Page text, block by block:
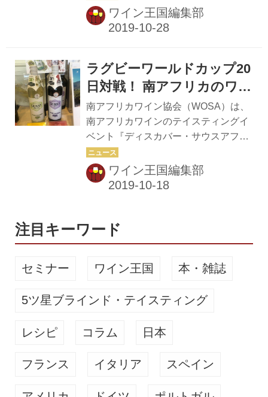
アフリカの決勝戦です！！ 前日の11月
1日（金）は、ニュージーランドvsウ
今、アツイ注目を集め、ニューワール
ドをリードする産地の一つ南アフリカ
プ。 一つ目は、昨年設立100周年を迎
えた、南アフリカワイン界を牽引する
リーディングカンパニー「KWV」で
す。ブドウ栽培農家の組合を前身とす
るKWV。今では、南アフリカにおける
ワインとブランデーの最大の輸出業...
ワイン王国編集部
ラグビーワールドカップ20
日対戦！ 南アフリカのワイ
ンが一堂に ディスカバー・
サウスアフリカ 東京 2019
を開催
南アフリカワイン協会（WOSA）は、
南アフリカワインのテイスティングイ
ベント『ディスカバー・サウスアフリ
カ 東京 2019』を、10月9日(水)に開催
した。ワイン業界関係者対象の試飲商
談会では南アフリカ在住の講師による
たという。また、ラグビーワールドカ
ップ日本開催を記念した一般ワイン愛
ントには幅広い層が集まり、南アフリ
見つけたユニークかつ美味しい南アフ
ワイン王国編集部
注目キーワード
セミナー ワイン王国 本・雑誌
5ツ星ブラインド・テイスティング
レシピ コラム 日本
フランス イタリア スペイン